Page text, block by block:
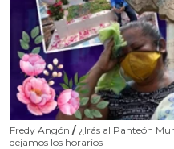
Fredy Angón / ¿Irás al Panteón
dejamos los horarios